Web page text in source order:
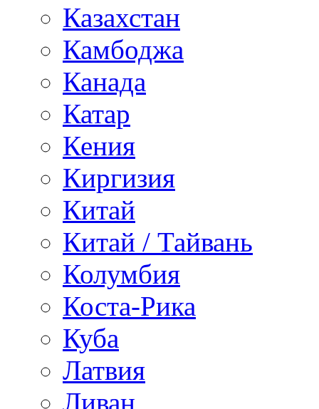
Казахстан
Камбоджа
Канада
Катар
Кения
Киргизия
Китай
Китай / Тайвань
Колумбия
Коста-Рика
Куба
Латвия
Ливан